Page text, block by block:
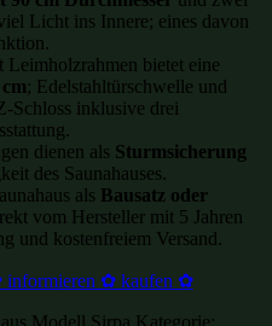
Licht ins Innere; eines davon
bietet eine
; Edelstahltürschwelle und
Schloss inklusive drei
dienen als Sturmsicherung
des Saunahauses.
als Bausatz oder
vom Hersteller mit 5 Jahren
und kostenfreiem Versand.
informieren ✿ kaufen ✿
Modell Sirpa Kategorie: